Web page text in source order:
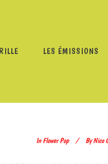
LES ÉMISSIONS
In Flower Pop By Nico